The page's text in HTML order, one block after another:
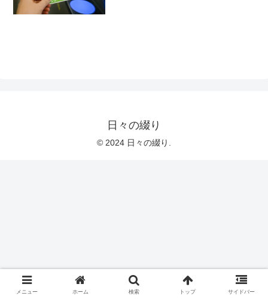
日々の綴り
© 2024 日々の綴り.
メニュー ホーム 検索 トップ サイドバー